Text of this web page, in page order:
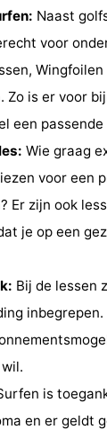
Naast
voor
Zo is er voor
een
Wie graag
voor een
Er zijn ook
je op een
Bij de lessen
is
en er geldt